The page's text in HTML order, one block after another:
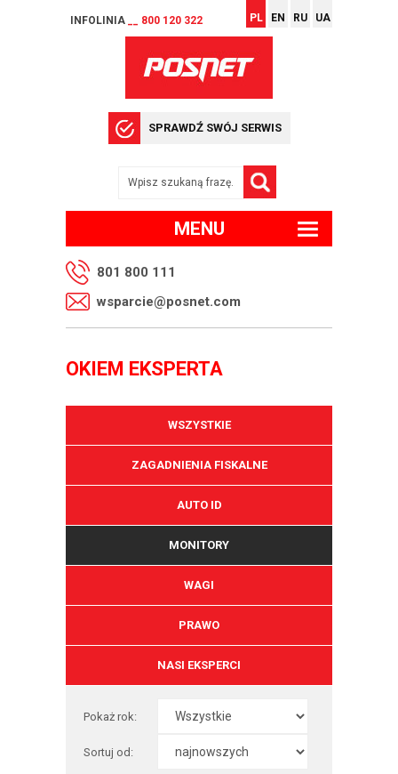
INFOLINIA __ 800 120 322 PL EN RU UA
SPRAWDŹ SWÓJ SERWIS
MENU
801 800 111
wsparcie@posnet.com
OKIEM EKSPERTA
WSZYSTKIE
ZAGADNIENIA FISKALNE
AUTO ID
MONITORY
WAGI
PRAWO
NASI EKSPERCI
Pokaż rok:
Sortuj od: